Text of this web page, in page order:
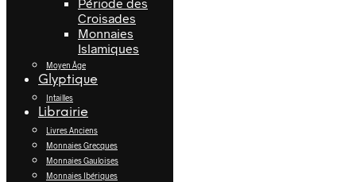
Période des
Croisades
Monnaies
Islamiques
Moyen Âge
Glyptique
Intailles
Librairie
Livres Anciens
Monnaies Grecques
Monnaies Gauloises
Monnaies Ibériques